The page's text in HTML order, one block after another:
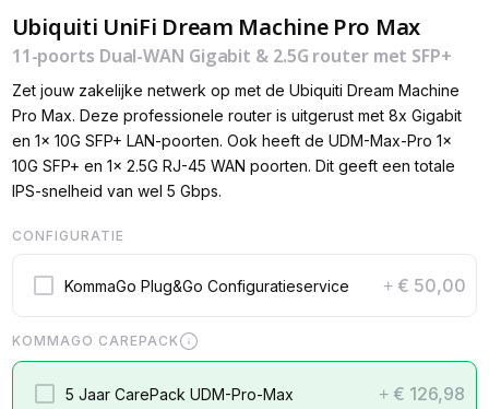
Ubiquiti UniFi Dream Machine Pro Max
11-poorts Dual-WAN Gigabit & 2.5G router met SFP+
Zet jouw zakelijke netwerk op met de Ubiquiti Dream Machine
Pro Max. Deze professionele router is uitgerust met 8x Gigabit
en 1x 10G SFP+ LAN-poorten. Ook heeft de UDM-Max-Pro 1x
10G SFP+ en 1x 2.5G RJ-45 WAN poorten. Dit geeft een totale
IPS-snelheid van wel 5 Gbps.
CONFIGURATIE
KommaGo Plug&Go Configuratieservice + € 50,00
KOMMAGO CAREPACK
5 Jaar CarePack UDM-Pro-Max + € 126,98